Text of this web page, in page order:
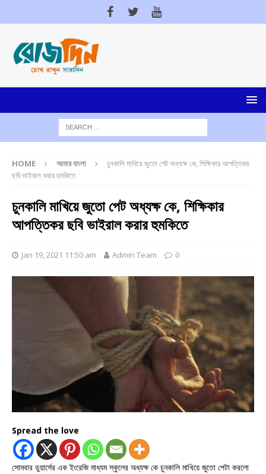
HOME আমার বাংলা
চুনকালি মাখিয়ে জুতো পেট অধ্যক্ষ কে, শিক্ষিকার আপত্তিকর
ছবি ভাইরাল করার হুমকিতে
চুনকালি মাখিয়ে জুতো পেট অধ্যক্ষ কে, শিক্ষিকার
আপত্তিকর ছবি ভাইরাল করার হুমকিতে
Jan 19, 2021 11:50 am Admin Team 0
Spread the love
সোমবার ডুয়ার্সের এক ইংরেজি মাধ্যম স্কুলের অধ্যক্ষ কে চুনকালি মাখিয়ে জুতো পেটা করলো